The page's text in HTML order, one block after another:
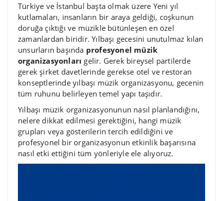
Türkiye ve İstanbul başta olmak üzere Yeni yıl
kutlamaları, insanların bir araya geldiği, coşkunun
doruğa çıktığı ve müzikle bütünleşen en özel
zamanlardan biridir. Yılbaşı gecesini unutulmaz kılan
unsurların başında profesyonel müzik
organizasyonları gelir. Gerek bireysel partilerde
gerek şirket davetlerinde gerekse otel ve restoran
konseptlerinde yılbaşı müzik organizasyonu, gecenin
tüm ruhunu belirleyen temel yapı taşıdır.
Yılbaşı müzik organizasyonunun nasıl planlandığını,
nelere dikkat edilmesi gerektiğini, hangi müzik
grupları veya gösterilerin tercih edildiğini ve
profesyonel bir organizasyonun etkinlik başarısına
nasıl etki ettiğini tüm yönleriyle ele alıyoruz.